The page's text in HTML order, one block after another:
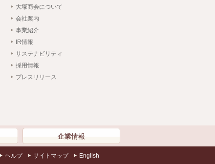
大塚商会について
会社案内
事業紹介
IR情報
サステナビリティ
採用情報
プレスリリース
企業情報
ヘルプ サイトマップ English